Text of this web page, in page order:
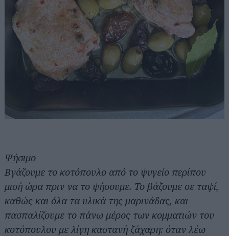
Ψήσιμο
Βγάζουμε το κοτόπουλο από το ψυγείο περίπου
μισή ώρα πριν να το ψήσουμε. Το βάζουμε σε ταψί,
καθώς και όλα τα υλικά της μαρινάδας, και
πασπαλίζουμε το πάνω μέρος των κομματιών του
κοτόπουλου με λίγη καστανή ζάχαρη: όταν λέω